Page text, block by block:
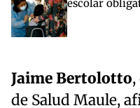
escolar
Jaime Bertolotto
de Salud Maule,